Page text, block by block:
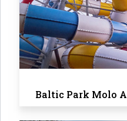
Baltic Park Molo